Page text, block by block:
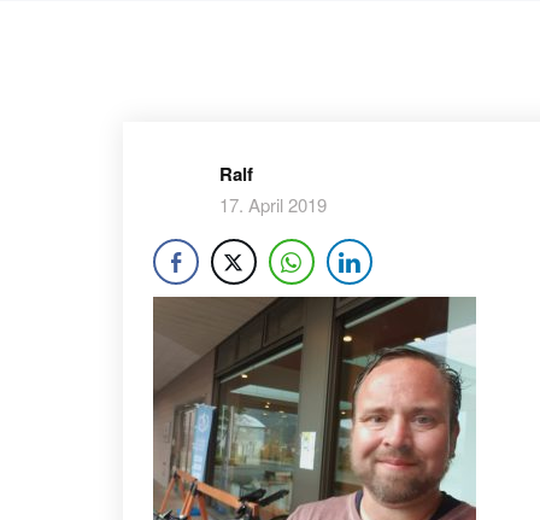
Ralf
17. April 2019